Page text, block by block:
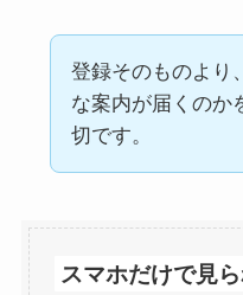
登録そのものより
な案内が届くのか
切です。
スマホだけで見